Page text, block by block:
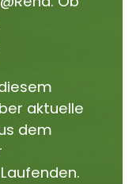
aktuelle
dem